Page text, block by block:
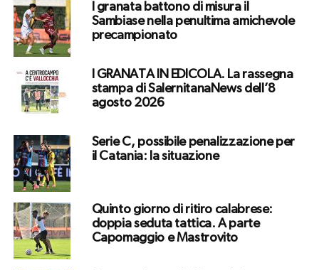
I granata battono di misura il
Sambiase nella penultima amichevole
precampionato
I GRANATA IN EDICOLA. La rassegna
stampa di SalernitanaNews dell’8
agosto 2026
Serie C, possibile penalizzazione per
il Catania: la situazione
Quinto giorno di ritiro calabrese:
doppia seduta tattica. A parte
Capomaggio e Mastrovito